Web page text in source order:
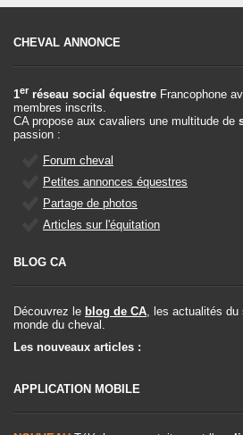
CHEVAL ANNONCE
1er réseau social équestre Francophone
membres inscrits.
CA propose aux cavaliers une multitude de
passion :
Forum cheval
Petites annonces équestres
Partage de photos
Articles sur l'équitation
BLOG CA
Découvrez le blog de CA, les actualités
monde du cheval.
Les nouveaux articles :
APPLICATION MOBILE